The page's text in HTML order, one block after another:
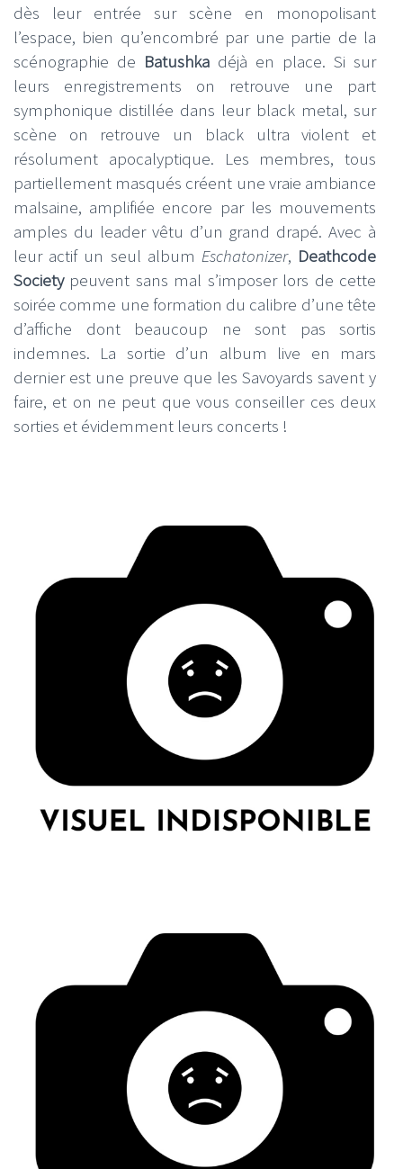
dès leur entrée sur scène en monopolisant
l’espace, bien qu’encombré par une partie de la
scénographie de Batushka déjà en place. Si sur
leurs enregistrements on retrouve une part
symphonique distillée dans leur black metal, sur
scène on retrouve un black ultra violent et
résolument apocalyptique. Les membres, tous
partiellement masqués créent une vraie ambiance
malsaine, amplifiée encore par les mouvements
amples du leader vêtu d’un grand drapé. Avec à
leur actif un seul album Eschatonizer, Deathcode
Societypeuvent sans mal s’imposer lors de cette
soirée comme une formation du calibre d’une tête
d’affiche dont beaucoup ne sont pas sortis
indemnes. La sortie d’un album live en mars
dernier est une preuve que les Savoyards savent y
faire, et on ne peut que vous conseiller ces deux
sorties et évidemment leurs concerts !